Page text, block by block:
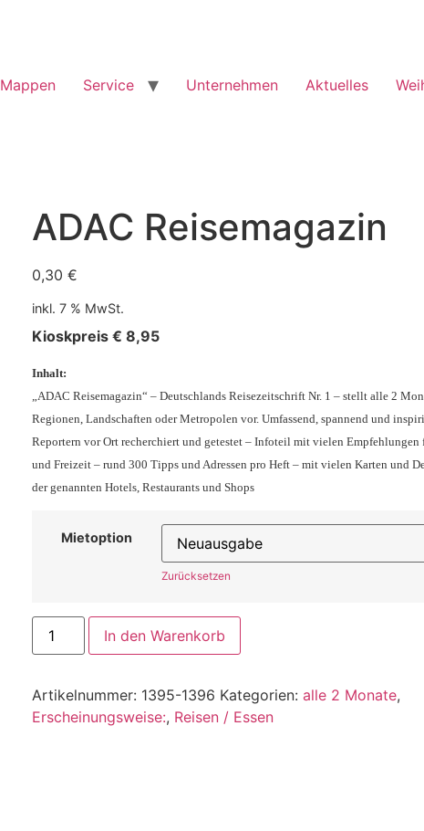
Mappen Service Unternehmen Aktuelles
ADAC Reisemagazin
0,30 €
inkl. 7 % MwSt.
Kioskpreis € 8,95
Inhalt:
„ADAC Reisemagazin“ – Deutschlands Reisezeitschrift Nr. 1 – stellt alle 2
Regionen, Landschaften oder Metropolen vor. Umfassend, spannend und
Reportern vor Ort recherchiert und getestet – Infoteil mit vielen Empfehlungen
und Freizeit – rund 300 Tipps und Adressen pro Heft – mit vielen Karten und
der genannten Hotels, Restaurants und Shops
Mietoption
Zurücksetzen
In den Warenkorb
Artikelnummer: 1395-1396 Kategorien: alle 2 Monate,
Erscheinungsweise:, Reisen / Essen